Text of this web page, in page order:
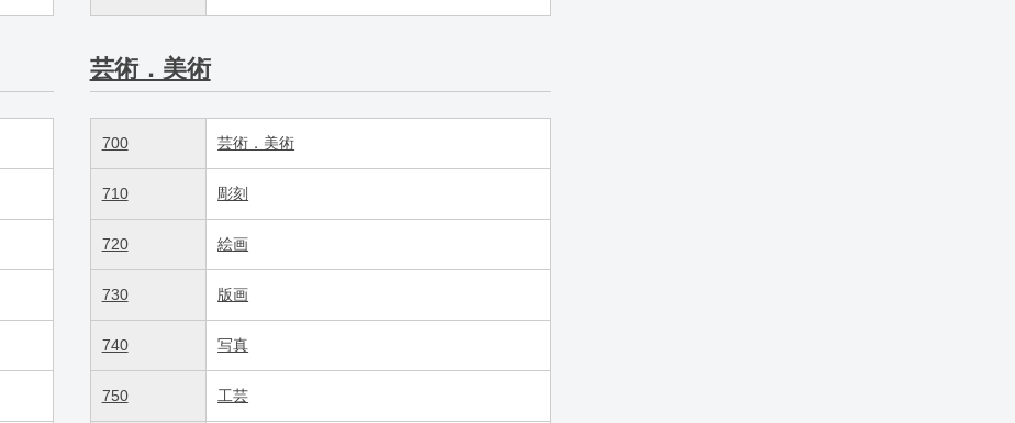
芸術．美術
700 芸術．美術
710 彫刻
720 絵画
730 版画
740 写真
750 工芸